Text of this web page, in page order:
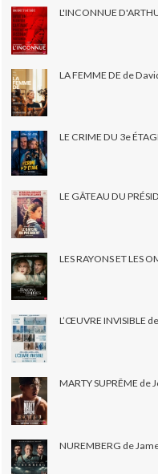
L'INCONNUE
LA FEMME DE de
LE CRIME DU 3e
LE GÂTEAU DU
LES RAYONS ET LES
L’ŒUVRE INVISIBLE
MARTY SUPRÊME de
NUREMBERG de